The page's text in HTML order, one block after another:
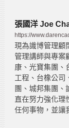
張國洋 Joe
https://
現為識博管理顧
管理講師與專案
康、光寶集團、
工程、台橡公司
團、城邦集團、
直在努力強化理
任何事物，並讓